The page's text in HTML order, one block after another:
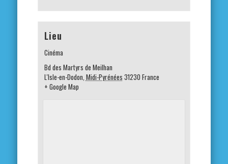
Lieu
Cinéma
Bd des Martyrs de Meilhan
L'Isle-en-Dodon Midi-Pyrénées 31230 France
+ Google Map